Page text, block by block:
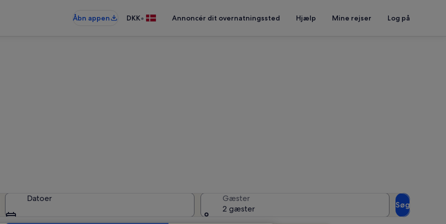
Åbn appen
DKK• Annoncér dit overnatningssted Hjælp Mine rejser Log på
Datoer
Gæster
2 gæster
Søg